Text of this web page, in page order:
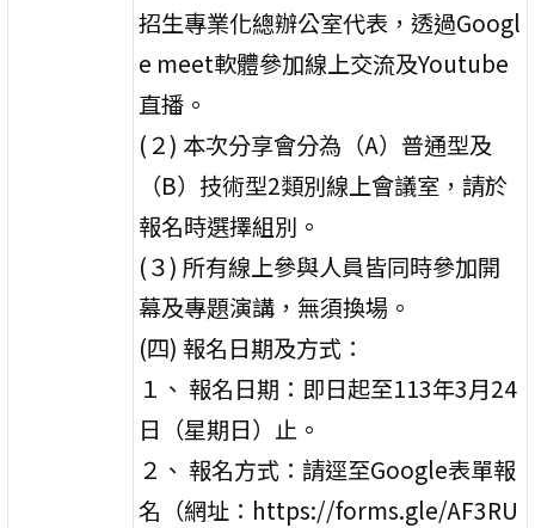
招生專業化總辦公室代表，透過Googl
e meet軟體參加線上交流及Youtube
直播。
(２) 本次分享會分為（A）普通型及
（B）技術型2類別線上會議室，請於
報名時選擇組別。
(３) 所有線上參與人員皆同時參加開
幕及專題演講，無須換場。
(四) 報名日期及方式：
１、 報名日期：即日起至113年3月24
日（星期日）止。
２、 報名方式：請逕至Google表單報
名（網址：https://forms.gle/AF3RU